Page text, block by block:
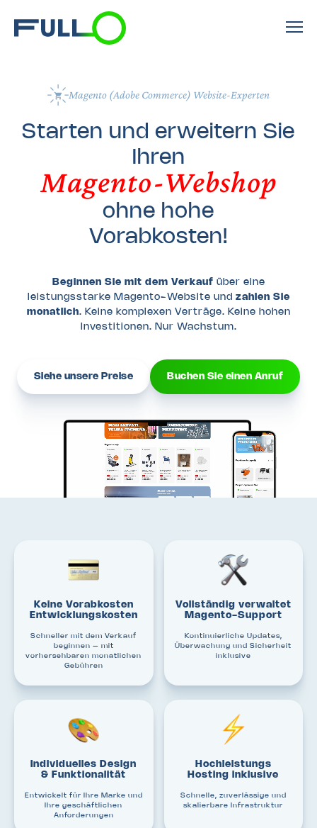
Magento (Adobe Commerce) Website-Experten
Starten und erweitern Sie
Ihren
Magento-Webshop
ohne hohe
Vorabkosten!
Beginnen Sie mit dem Verkauf über eine
leistungsstarke Magento-Website und zahlen Sie
monatlich. Keine komplexen Verträge. Keine hohen
Investitionen. Nur Wachstum.
Siehe unsere Preise Buchen Sie einen Anruf
Keine Vorabkosten
Entwicklungskosten
Schneller mit dem Verkauf
beginnen – mit
vorhersehbaren monatlichen
Gebühren
Vollständig verwaltet
Magento-Support
Kontinuierliche Updates,
Überwachung und Sicherheit
inklusive
Individuelles Design
& Funktionalität
Entwickelt für Ihre Marke und
Ihre geschäftlichen
Anforderungen
Hochleistungs
Hosting inklusive
Schnelle, zuverlässige und
skalierbare Infrastruktur